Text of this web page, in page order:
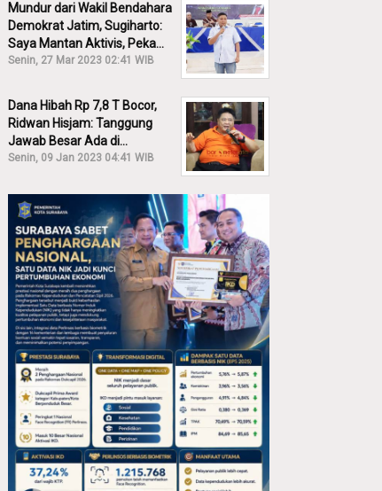
Mundur dari Wakil Bendahara
Demokrat Jatim, Sugiharto:
Saya Mantan Aktivis, Peka
Sekali Kalau Ada yang
Senin, 27 Mar 2023 02:41 WIB
Dana Hibah Rp 7,8 T Bocor,
Ridwan Hisjam: Tanggung
Jawab Besar Ada di
Pemprov, Bukan DPRD Jatim!
Senin, 09 Jan 2023 04:41 WIB